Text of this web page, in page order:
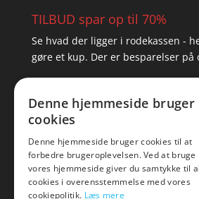
TILBUD spar op til 70%
Se hvad der ligger i rodekassen -
gøre et kup. Der er besparelser på
Tlf: 7876 8672
Mail: hej@amare.dk
Denne hjemmeside bruger
cookies
Denne hjemmeside bruger cookies til at
forbedre brugeroplevelsen. Ved at bruge
vores hjemmeside giver du samtykke til
cookies i overensstemmelse med vores
cookiepolitik. Læs mere